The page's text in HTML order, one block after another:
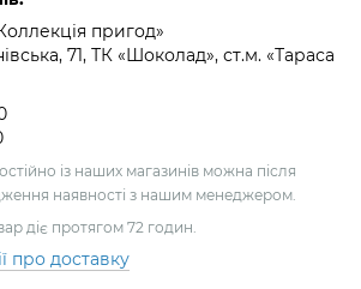
пригод»
71, ТК «Шоколад», ст.м. «Тараса
із наших магазинів можна після
наявності з нашим менеджером.
діє протягом 72 годин.
про доставку